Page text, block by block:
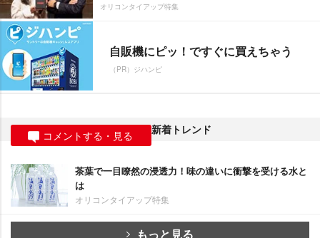
オリコンタイアップ特集
自販機にピッ！ですぐに買えちゃう
（PR）ジハンピ
コメントする・見る 新着トレンド
茶葉で一目瞭然の浸透力！味の違いに衝撃を受ける水と
は
オリコンタイアップ特集
もっと見る